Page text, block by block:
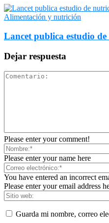
Alimentación y nutrición
Lancet publica estudio
Dejar respuesta
Please enter your comment!
Please enter your name here
You have entered an incorrect
Please enter your email address
Guarda mi nombre, correo